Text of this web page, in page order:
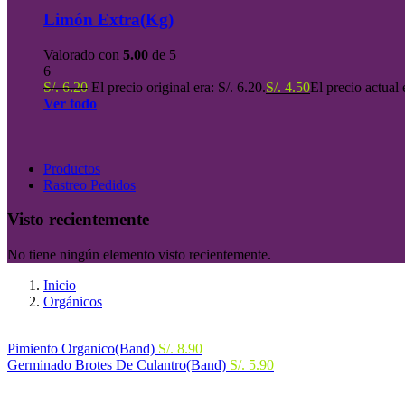
Limón Extra(Kg)
Valorado con 5.00 de 5
6
S/.6.20 El precio original era: S/. 6.20.S/. 4.50El precio actual
Ver todo
Productos
Rastreo Pedidos
Visto recientemente
No tiene ningún elemento visto recientemente.
Inicio
Orgánicos
Pimiento Organico(Band) S/. 8.90
Germinado Brotes De Culantro(Band) S/. 5.90